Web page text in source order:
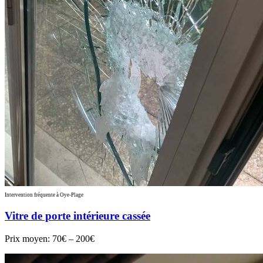
Intervention fréquente à Oye-Plage
Vitre de porte intérieure cassée
Prix moyen: 70€ – 200€